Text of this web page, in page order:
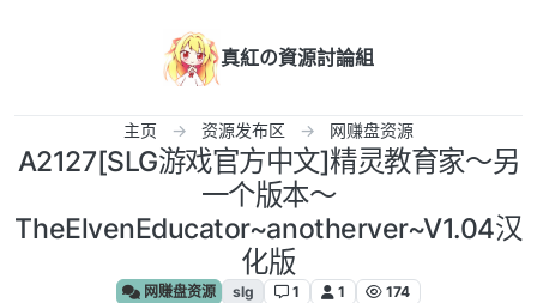
真紅の資源討論組
主页 资源发布区 网赚盘资源
A2127[SLG游戏官方中文]精灵教育家～另
一个版本～
TheElvenEducator~anotherver~V1.04汉
化版
网赚盘资源 slg 1 1 174